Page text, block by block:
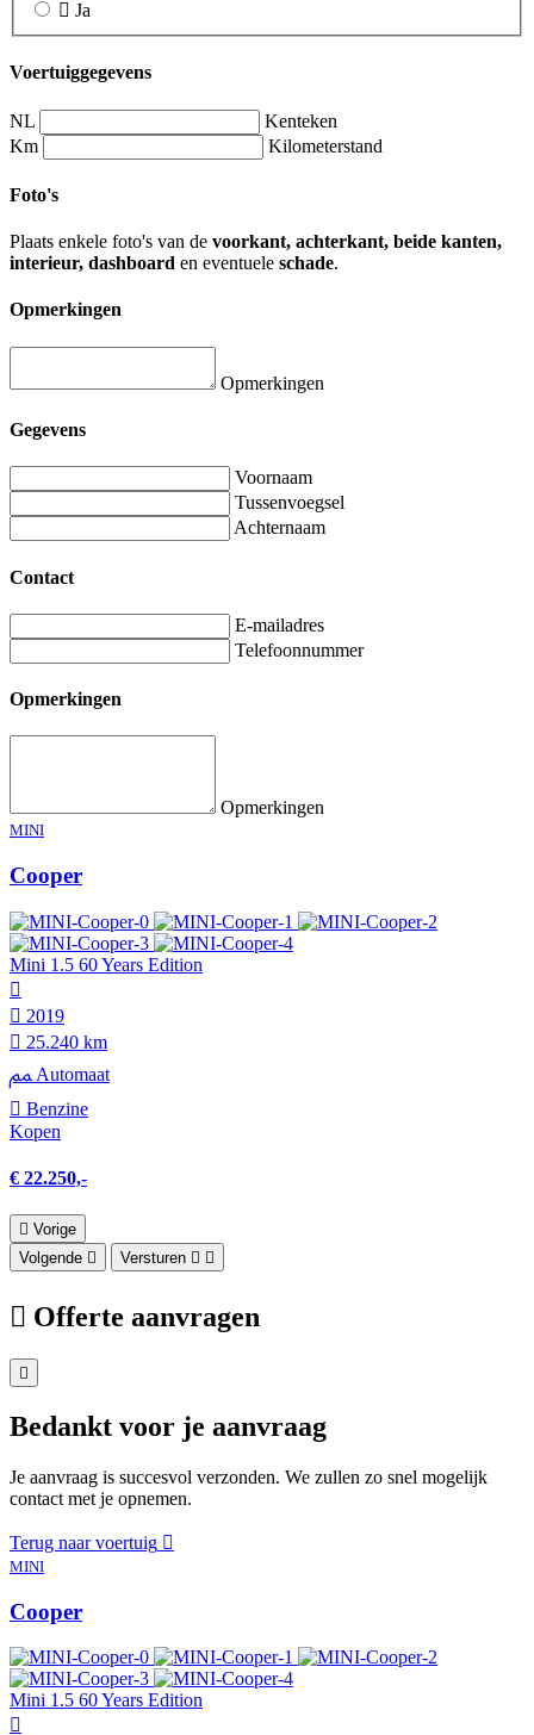
Ja
Voertuiggegevens
NL
Kenteken
Km
Kilometerstand
Foto's
Plaats enkele foto's van de voorkant, achterkant, beide kanten,
interieur, dashboard en eventuele schade.
Opmerkingen
Opmerkingen
Gegevens
Voornaam
Tussenvoegsel
Achternaam
Contact
E-mailadres
Telefoonnummer
Opmerkingen
Opmerkingen
MINI
Cooper
Mini 1.5 60 Years Edition
2019
25.240 km
Automaat
Benzine
Kopen
€ 22.250,-
Vorige
Volgende
Versturen
Offerte aanvragen
Bedankt voor je aanvraag
Je aanvraag is succesvol verzonden. We zullen zo snel mogelijk
contact met je opnemen.
Terug naar voertuig
MINI
Cooper
Mini 1.5 60 Years Edition